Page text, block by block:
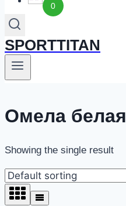
0
SPORTTITAN
Омела белая
Showing the single result